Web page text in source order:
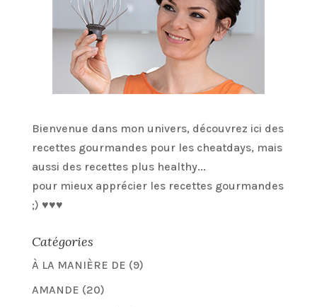
Bienvenue dans mon univers, découvrez ici des
recettes gourmandes pour les cheatdays, mais
aussi des recettes plus healthy...
pour mieux apprécier les recettes gourmandes
;) ♥♥♥
Catégories
À LA MANIÈRE DE (9)
AMANDE (20)